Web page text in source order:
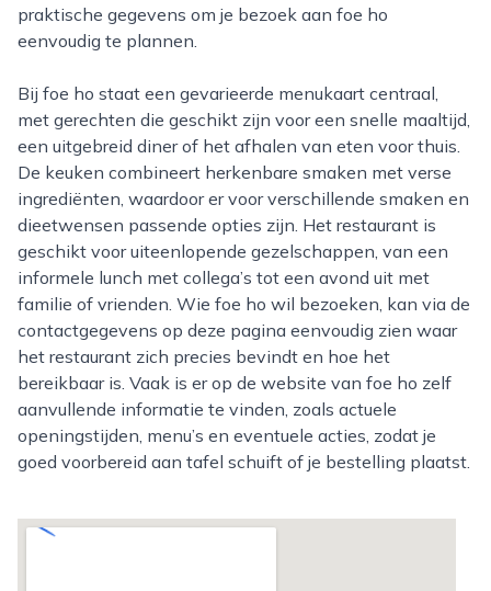
praktische gegevens om je bezoek aan foe ho
eenvoudig te plannen.
Bij foe ho staat een gevarieerde menukaart centraal,
met gerechten die geschikt zijn voor een snelle maaltijd,
een uitgebreid diner of het afhalen van eten voor thuis.
De keuken combineert herkenbare smaken met verse
ingrediënten, waardoor er voor verschillende smaken en
dieetwensen passende opties zijn. Het restaurant is
geschikt voor uiteenlopende gezelschappen, van een
informele lunch met collega’s tot een avond uit met
familie of vrienden. Wie foe ho wil bezoeken, kan via de
contactgegevens op deze pagina eenvoudig zien waar
het restaurant zich precies bevindt en hoe het
bereikbaar is. Vaak is er op de website van foe ho zelf
aanvullende informatie te vinden, zoals actuele
openingstijden, menu’s en eventuele acties, zodat je
goed voorbereid aan tafel schuift of je bestelling plaatst.